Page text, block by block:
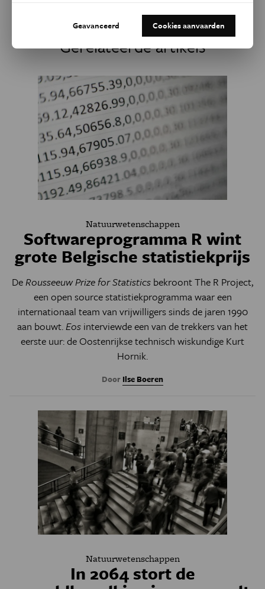
Gerelateerde artikels
Natuurwetenschappen
Softwareprogramma R wint
grote Belgische statistiekprijs
DeRousseeuw Prize for Statistics bekroont The R Project,
een open source statistiekprogramma waar een
internationaal team van vrijwilligers sinds de jaren 1990
aan bouwt.Eos interviewde een van de trekkers van het
eerste uur: de Oostenrijkse technisch wiskundige Kurt
Hornik.
Door Ilse Boeren
Natuurwetenschappen
In 2064 stort de
Geavanceerd Cookies aanvaarden